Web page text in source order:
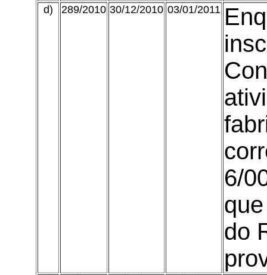
d) 289/2010 30/12/2010 03/01/2011
6/
do